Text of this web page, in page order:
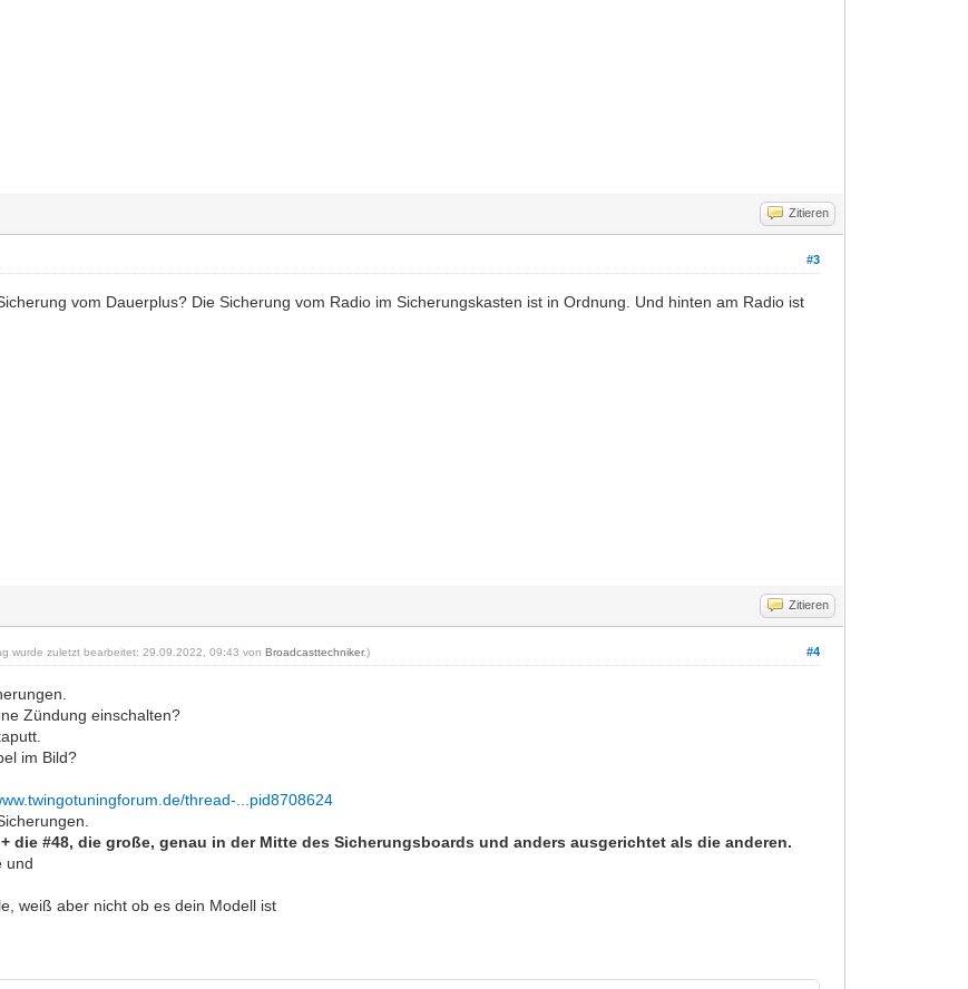
Zitieren
#3
vom Dauerplus? Die Sicherung vom Radio im Sicherungskasten ist in Ordnung. Und hinten am Radio ist
Zitieren
#4
wurde zuletzt bearbeitet: 29.09.2022, 09:43 vonBroadcasttechniker.)
Zündung einschalten?
im Bild?
thread-...pid8708624
die #48, die große, genau in der Mitte des Sicherungsboards und anders ausgerichtet als die anderen.
und
weiß aber nicht ob es dein Modell ist